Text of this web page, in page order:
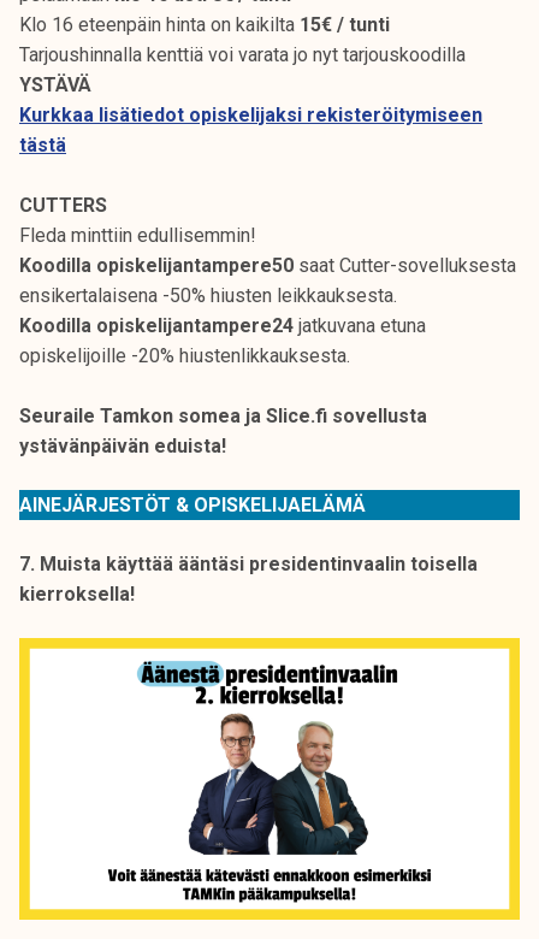
Klo 16 eteenpäin hinta on kaikilta 15€ / tunti
Tarjoushinnalla kenttiä voi varata jo nyt tarjouskoodilla
YSTÄVÄ
Kurkkaa lisätiedot opiskelijaksi rekisteröitymiseen
tästä
CUTTERS
Fleda minttiin edullisemmin!
Koodilla opiskelijantampere50 saat Cutter-sovelluksesta
ensikertalaisena -50% hiusten leikkauksesta.
Koodilla opiskelijantampere24 jatkuvana etuna
opiskelijoille -20% hiustenlikkauksesta.
Seuraile Tamkon somea ja Slice.fi sovellusta
ystävänpäivän eduista!
AINEJÄRJESTÖT & OPISKELIJAELÄMÄ
7. Muista käyttää ääntäsi presidentinvaalin toisella
kierroksella!